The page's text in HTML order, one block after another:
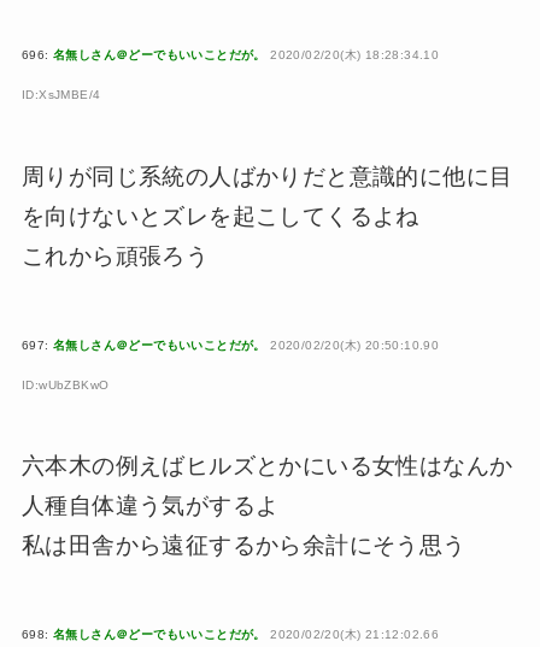
696: 名無しさん＠どーでもいいことだが。 2020/02/20(木) 18:28:34.10
ID:XsJMBE/4
周りが同じ系統の人ばかりだと意識的に他に目
を向けないとズレを起こしてくるよね
これから頑張ろう
697: 名無しさん＠どーでもいいことだが。 2020/02/20(木) 20:50:10.90
ID:wUbZBKwO
六本木の例えばヒルズとかにいる女性はなんか
人種自体違う気がするよ
私は田舎から遠征するから余計にそう思う
698: 名無しさん＠どーでもいいことだが。 2020/02/20(木) 21:12:02.66